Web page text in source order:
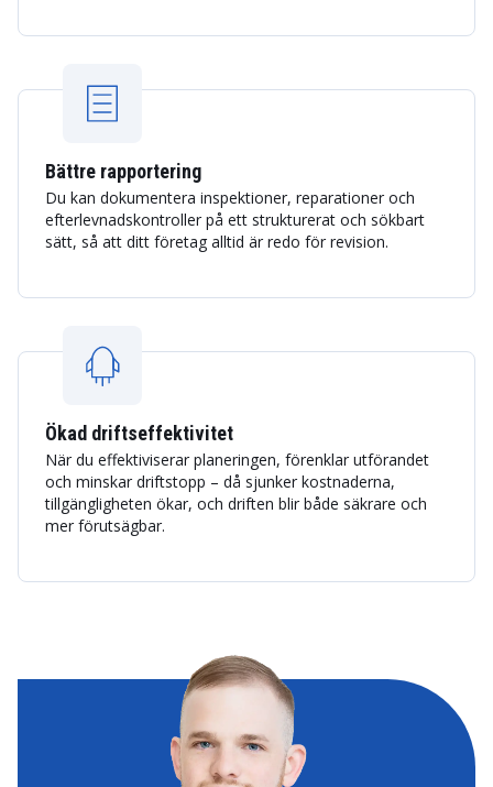
Bättre rapportering
Du kan dokumentera inspektioner, reparationer och
efterlevnadskontroller på ett strukturerat och sökbart
sätt, så att ditt företag alltid är redo för revision.
Ökad driftseffektivitet
När du effektiviserar planeringen, förenklar utförandet
och minskar driftstopp – då sjunker kostnaderna,
tillgängligheten ökar, och driften blir både säkrare och
mer förutsägbar.